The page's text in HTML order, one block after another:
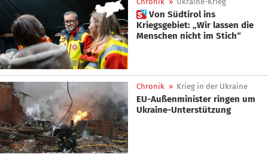
 Von Südtirol ins
Kriegsgebiet: „Wir lassen die
Menschen nicht im Stich“
Chronik » Krieg in der Ukraine
EU-Außenminister ringen um
Ukraine-Unterstützung